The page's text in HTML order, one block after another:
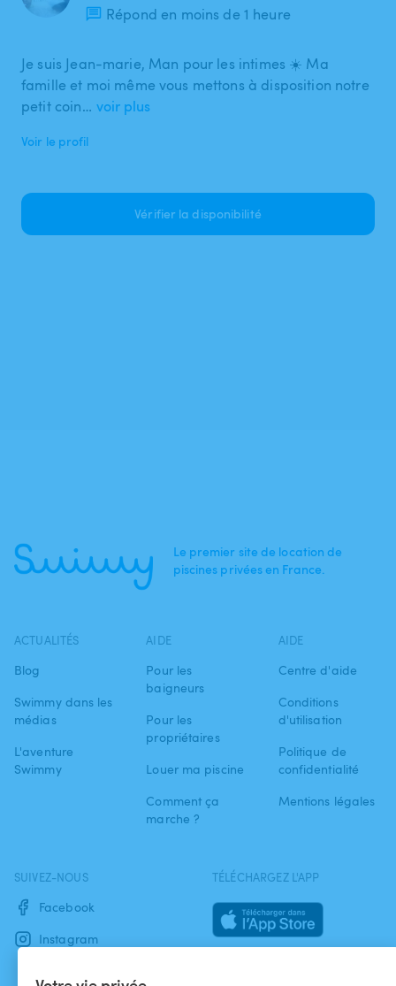
Répond en moins de 1 heure
Je suis Jean-marie, Man pour les intimes ☀️ Ma
famille et moi même vous mettons à disposition notre
petit coin… voir plus
Voir le profil
Vérifier la disponibilité
Le premier site de location de
piscines privées en France.
ACTUALITÉS
Blog
Swimmy dans les
médias
L'aventure
Swimmy
AIDE
Pour les
baigneurs
Pour les
propriétaires
Louer ma piscine
Comment ça
marche ?
AIDE
Centre d'aide
Conditions
d'utilisation
Politique de
confidentialité
Mentions légales
SUIVEZ-NOUS
Facebook
Instagram
TÉLÉCHARGEZ L'APP